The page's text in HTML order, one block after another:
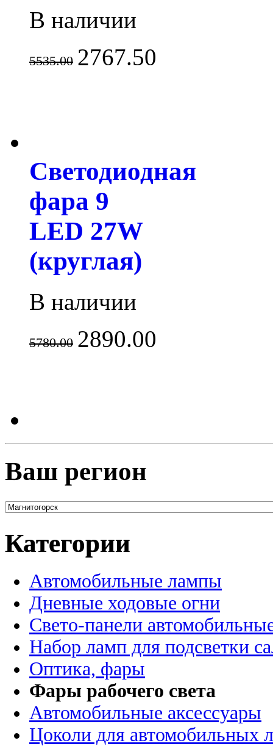
В наличии
5535.00 2767.50
Светодиодная
фара 9
LED 27W
(круглая)
В наличии
5780.00 2890.00
Ваш регион
Категории
Автомобильные лампы
Дневные ходовые огни
Свето-панели
Набор ламп для подсветки
Оптика, фары
Фары рабочего света
Автомобильные аксессуары
Цоколи для автомобильных